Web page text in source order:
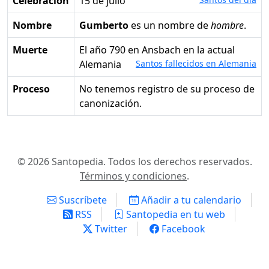
Nombre Gumbertoes un nombre dehombre.
Muerte
el año 790 en Ansbach en la actual
Alemania
Santos fallecidos en Alemania
Proceso
No tenemos registro de su proceso de
canonización.
© 2026 Santopedia. Todos los derechos reservados.
Términos y condiciones.
Suscríbete
Añadir a tu calendario
RSS
Santopedia en tu web
Twitter
Facebook